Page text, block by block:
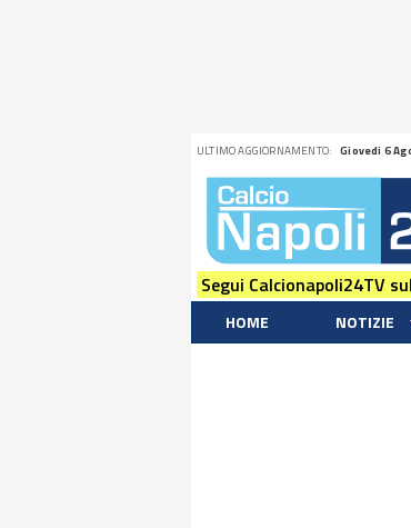
ULTIMO AGGIORNAMENTO: Giovedi 6
Segui Calcionapoli24TV
HOME NOTIZIE